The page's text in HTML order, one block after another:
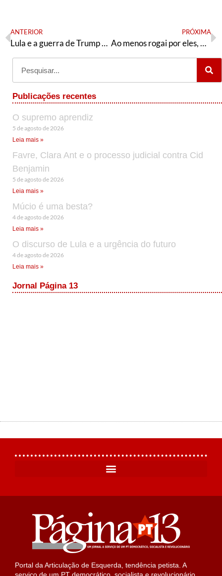
ANTERIOR
Lula e a guerra de Trump contra o Irã
PRÓXIMA
Ao menos rogai por eles, Maria!
Publicações recentes
O supremo aprendiz
5 de agosto de 2026
Leia mais »
Favre, Clara Ant e o processo judicial contra Cid
Benjamin
5 de agosto de 2026
Leia mais »
Múcio é uma besta?
4 de agosto de 2026
Leia mais »
O discurso de Lula e a urgência do futuro
4 de agosto de 2026
Leia mais »
Jornal Página 13
Portal da Articulação de Esquerda, tendência petista. A
serviço de um PT democrático, socialista e revolucionário.